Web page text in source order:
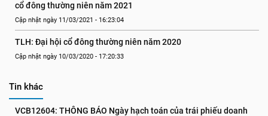
cổ đông thường niên năm 2021
Cập nhật ngày 11/03/2021 - 16:23:04
TLH: Đại hội cổ đông thường niên năm 2020
Cập nhật ngày 10/03/2020 - 17:20:33
Tin khác
VCB12604: THÔNG BÁO Ngày hạch toán của trái phiếu doanh